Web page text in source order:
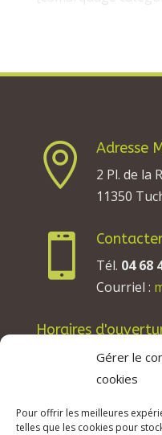
Gérer le
cookies
Pour offrir les meilleures
telles que les cookies pour

Adresse
2 Pl. de la
11350

Tél. 04 68
Courriel :
Horaires
Les lundis, mardis
13h30 à 17h30.
Les vendredis : de